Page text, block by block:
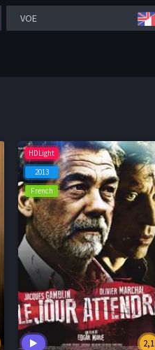
VOE
HDLight
2013
French
2,1